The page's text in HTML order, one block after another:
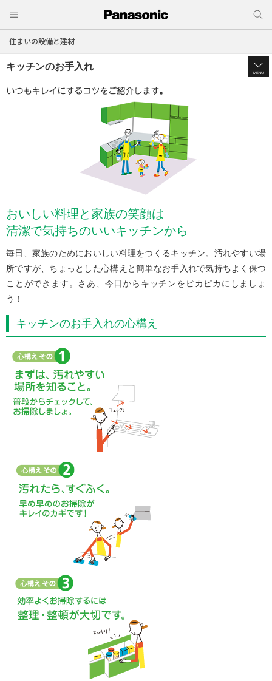
住まいの設備と建材
キッチンのお手入れ
MENU
おいしい料理と家族の笑顔は
清潔で気持ちのいいキッチンから
毎日、家族のためにおいしい料理をつくるキッチン。汚れやすい場
所ですが、 ちょっとした心構えと簡単なお手入れで気持ちよく保つ
ことができます。 さあ、今日からキッチンをピカピカにしましょ
う！
キッチンのお手入れの心構え